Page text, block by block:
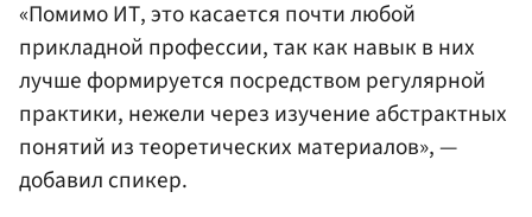
«Помимо ИТ, это касается почти любой
прикладной профессии, так как навык в них
лучше формируется посредством регулярной
практики, нежели через изучение абстрактных
понятий из теоретических материалов», —
добавил спикер.